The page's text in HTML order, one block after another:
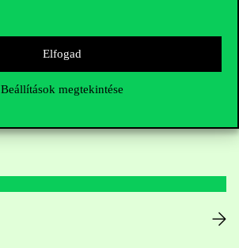
Elfogad
Beállítások megtekintése